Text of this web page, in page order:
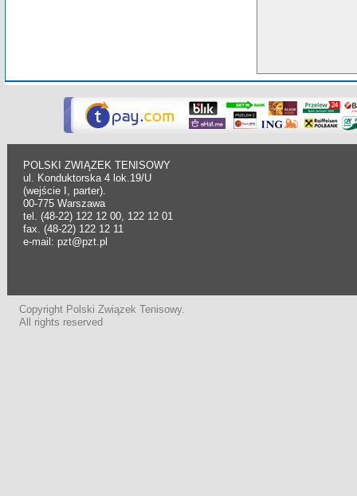
POLSKI ZWIĄZEK TENISOWY
ul. Konduktorska 4 lok.19/U
(wejście I, parter).
00-775 Warszawa
tel. (48-22) 122 12 00, 122 12 01
fax. (48-22) 122 12 11
e-mail: pzt@pzt.pl
Copyright Polski Związek Tenisowy.
All rights reserved